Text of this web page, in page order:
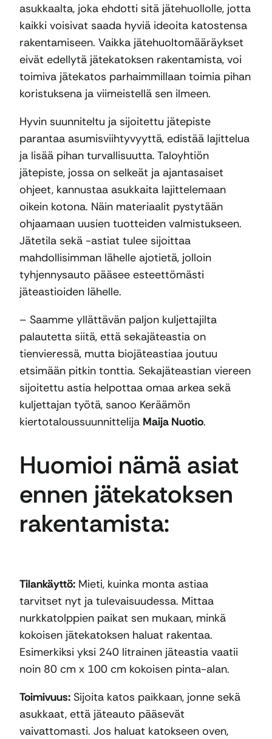
asukkaalta, joka ehdotti sitä jätehuollolle, jotta
kaikki voisivat saada hyviä ideoita katostensa
rakentamiseen. Vaikka jätehuoltomääräykset
eivät edellytä jätekatoksen rakentamista, voi
toimiva jätekatos parhaimmillaan toimia pihan
koristuksena ja viimeistellä sen ilmeen.
Hyvin suunniteltu ja sijoitettu jätepiste
parantaa asumisviihtyvyyttä, edistää lajittelua
ja lisää pihan turvallisuutta. Taloyhtiön
jätepiste, jossa on selkeät ja ajantasaiset
ohjeet, kannustaa asukkaita lajittelemaan
oikein kotona. Näin materiaalit pystytään
ohjaamaan uusien tuotteiden valmistukseen.
Jätetila sekä -astiat tulee sijoittaa
mahdollisimman lähelle ajotietä, jolloin
tyhjennysauto pääsee esteettömästi
jäteastioiden lähelle.
– Saamme yllättävän paljon kuljettajilta
palautetta siitä, että sekajäteastia on
tienvieressä, mutta biojäteastiaa joutuu
etsimään pitkin tonttia. Sekajäteastian viereen
sijoitettu astia helpottaa omaa arkea sekä
kuljettajan työtä, sanoo Keräämön
kiertotaloussuunnittelija Maija Nuotio.
Huomioi nämä asiat
ennen jätekatoksen
rakentamista:
Tilankäyttö: Mieti, kuinka monta astiaa
tarvitset nyt ja tulevaisuudessa. Mittaa
nurkkatolppien paikat sen mukaan, minkä
kokoisen jätekatoksen haluat rakentaa.
Esimerkiksi yksi 240 litrainen jäteastia vaatii
noin 80 cm x 100 cm kokoisen pinta-alan.
Toimivuus: Sijoita katos paikkaan, jonne sekä
asukkaat, että jäteauto pääsevät
vaivattomasti. Jos haluat katokseen oven,